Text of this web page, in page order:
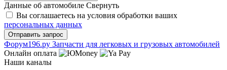
Данные об автомобиле Свернуть
Вы соглашаетесь на условия обработки ваших
персональных данных
Фoрум196.ру Запчасти для легковых и грузовых автомобилей
Онлайн оплата
Наши каналы